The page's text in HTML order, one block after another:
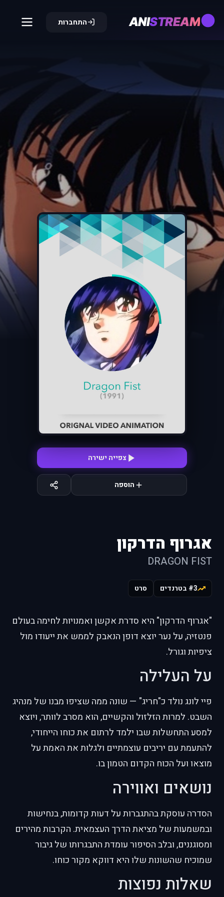
ANISTREAM התחברות
צפייה ישירה
הוספה
אגרוף הדרקון
DRAGON FIST
#3 בטרנדים סרט
"אגרוף הדרקון" היא סדרת אקשן ואמנויות לחימה בעולם
פנטזיה, על נער יוצא דופן הנאבק לממש את ייעודו מול
ציפיות וגורל.
על העלילה
פיי לונג נולד כ"חריג" — שונה ממה שציפו מבנו של מנהיג
השבט. למרות הזלזול והקשיים, הוא מסרב לוותר, ויוצא
למסע התחשלות שבו ילמד לרתום את כוחו הייחודי,
להתעמת עם יריבים עוצמתיים ולגלות את האמת על
מוצאו ועל הכוח הקדום הטמון בו.
נושאים ואווירה
הסדרה עוסקת בהתגברות על דעות קדומות, בנחישות
ובמשמעות של מציאת הדרך העצמאית. הקרבות מהירים
ומסוגננים, ובלב הסיפור עומדת התבגרותו של גיבור
שמוכיח שהשונות שלו היא דווקא מקור כוחו.
שאלות נפוצות